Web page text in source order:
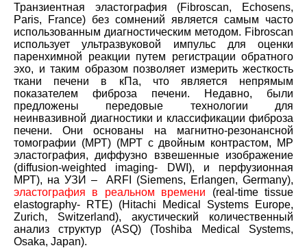
Транзиентная эластография (Fibroscan, Echosens,
Paris, France) без сомнений является самым часто
использованным диагностическим методом. Fibroscan
использует ультразвуковой импульс для оценки
паренхимной реакции путем регистрации обратного
эхо, и таким образом позволяет измерить жесткость
ткани печени в кПа, что является непрямым
показателем фиброза печени. Недавно, были
предложены передовые технологии для
неинвазивной диагностики и классификации фиброза
печени. Они основаны на магнитно-резонансной
томографии (МРТ) (МРТ с двойным контрастом, МР
эластография, диффузно взвешенные изображение
(diffusion-weighted imaging- DWI), и перфузионная
МРТ), на УЗИ –
ARFI (Siemens, Erlangen, Germany),
эластография в реальном времени (real-time tissue
elastography- RTE) (Hitachi Medical Systems Europe,
Zurich, Switzerland), акустический количественный
анализ структур (ASQ) (Toshiba Medical Systems,
Osaka, Japan).